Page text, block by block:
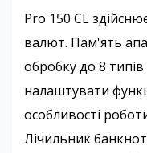
Pro 150 CL
валют. Пам'ять
обробку до 8
налаштувати
особливості
Лічильник